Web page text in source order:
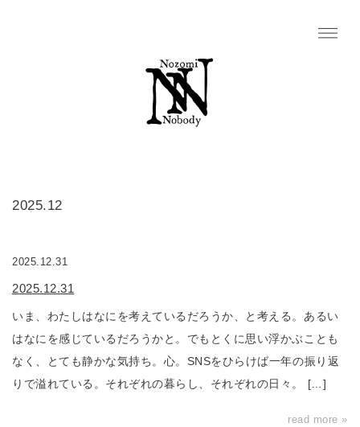
2025.12
2025.12.31
2025.12.31
いま、わたしはなにを考えているだろうか、と考える。あるい
はなにを感じているだろうかと。でもとくに思い浮かぶことも
なく、とても静かな気持ち。心。SNSをひらけば一年の振り返
りで溢れている。それぞれの暮らし、それぞれの日々。 […]
read more »